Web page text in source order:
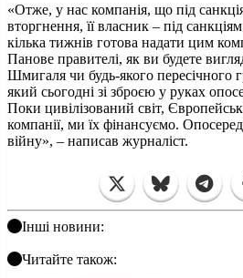
«Отже, у нас компанія, що під
вторгнення, її власник – під
кілька тижнів готова надати цим
Панове правителі, як ви будете
Шмигаля чи будь-якого пересічного
який сьогодні зі зброєю у руках
Поки цивілізований світ,
компанії, ми їх фінансуємо.
війну», – написав журналіст.
Інші новини:
Читайте також: